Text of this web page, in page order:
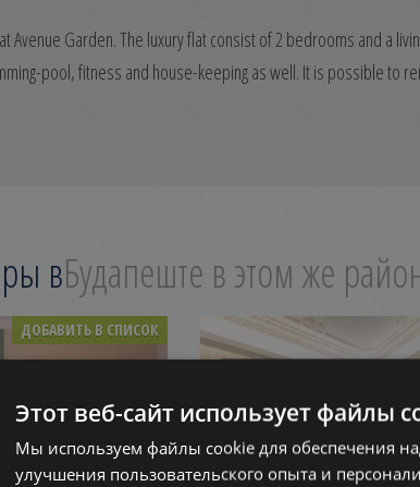
Avenue Garden. The luxury flat consist of 2 bedrooms and a
pool, fitness and house-keeping as well. It is possible to
вБудапеште в этом же
ДОБАВИТЬ В СПИСОК
Этот веб-сайт использует файлы
Мы используем файлы cookie для обеспечения
улучшения пользовательского опыта и